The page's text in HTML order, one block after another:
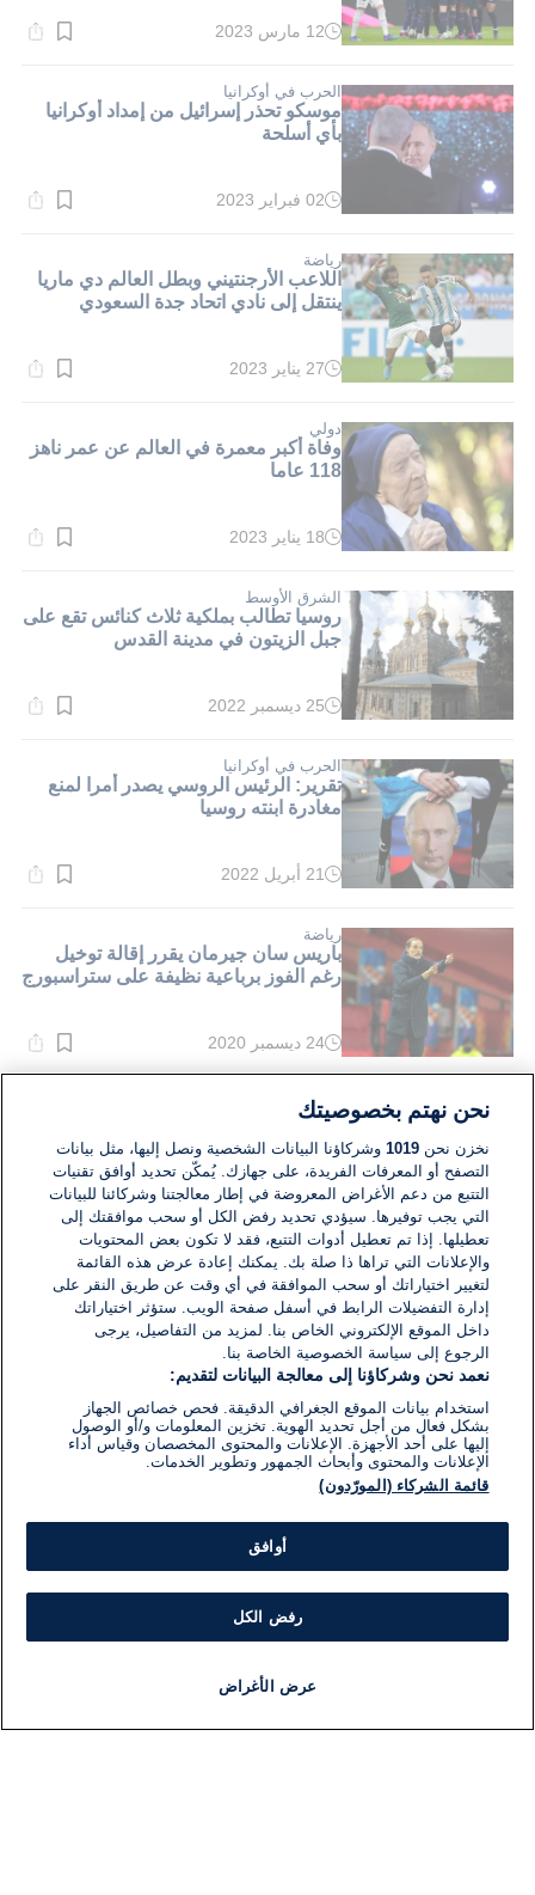
وقت
دقيقة.
12 مارس 2023
الحرب في أوكرانيا
موسكو تحذر إسرائيل من إمداد أوكرانيا
بأي أسلحة
وقت
دقيقة.
02 فبراير 2023
رياضة
اللاعب الأرجنتيني وبطل العالم دي ماريا
ينتقل إلى نادي اتحاد جدة السعودي
وقت
دقيقة.
27 يناير 2023
دولي
وفاة أكبر معمرة في العالم عن عمر ناهز
118 عاما
وقت
دقيقة.
18 يناير 2023
الشرق الأوسط
روسيا تطالب بملكية ثلاث كنائس تقع على
جبل الزيتون في مدينة القدس
وقت
دقيقة.
25 ديسمبر 2022
الحرب في أوكرانيا
تقرير: الرئيس الروسي يصدر أمرا لمنع
مغادرة ابنته روسيا
وقت
دقيقة.
21 أبريل 2022
رياضة
باريس سان جيرمان يقرر إقالة توخيل
رغم الفوز برباعية نظيفة على ستراسبورج
وقت
دقيقة.
24 ديسمبر 2020
أوروبا
بيلاروسيا: استمرار الاحتجاجات وقلق
دولي بشأن مصير ساسة المعارضة في
البلاد
وقت
القراءة:
1}
دقيقة.
08 سبتمبر 2020
نحن نهتم بخصوصيتك
نخزن نحن1019 وشركاؤنا البيانات الشخصية ونصل إليها، مثل بيانات
التصفح أو المعرفات الفريدة، على جهازك. يُمكّن تحديد أوافق تقنيات
التتبع من دعم الأغراض المعروضة في إطار معالجتنا وشركائنا للبيانات
التي يجب توفيرها. سيؤدي تحديد رفض الكل أو سحب موافقتك إلى
تعطيلها. إذا تم تعطيل أدوات التتبع، فقد لا تكون بعض المحتويات
والإعلانات التي تراها ذا صلة بك. يمكنك إعادة عرض هذه القائمة
لتغيير اختياراتك أو سحب الموافقة في أي وقت عن طريق النقر على
إدارة التفضيلات الرابط في أسفل صفحة الويب. ستؤثر اختياراتك
داخل الموقع الإلكتروني الخاص بنا. لمزيد من التفاصيل، يرجى
الرجوع إلى سياسة الخصوصية الخاصة بنا.
نعمد نحن وشركاؤنا إلى معالجة البيانات لتقديم:
استخدام بيانات الموقع الجغرافي الدقيقة. فحص خصائص الجهاز
بشكل فعال من أجل تحديد الهوية. تخزين المعلومات و/أو الوصول
إليها على أحد الأجهزة. الإعلانات والمحتوى المخصصان وقياس أداء
الإعلانات والمحتوى وأبحاث الجمهور وتطوير الخدمات.
قائمة الشركاء (المورّدون)
أوافق
رفض الكل
عرض الأغراض